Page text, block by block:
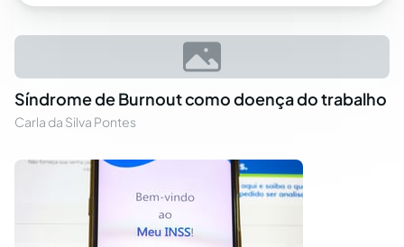
Síndrome de Burnout como doença do trabalho
Carla da Silva Pontes